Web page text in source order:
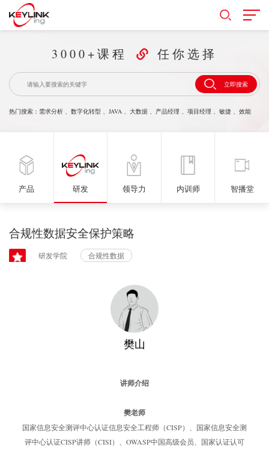
3000+课程 任你选择
立即搜索
热门搜索： 需求分析 、 数字化转型 、 JAVA 、 大数据 、 产品经理 、 项目经理 、 敏捷 、 效能
产品 研发 领导力 内训师 智播堂
合规性数据安全保护策略
研发学院 合规性数据
樊山
讲师介绍
樊老师
国家信息安全测评中心认证信息安全工程师（CISP）、国家信息安全测
评中心认证CISP讲师（CISI）、OWASP中国高级会员、国家认证认可